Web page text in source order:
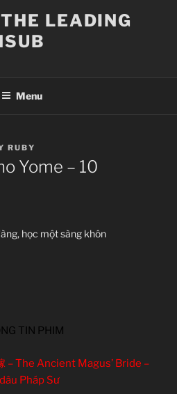
LEADING
Menu
RUBY
Yome – 10
học một sàng khôn
TIN PHIM
– The Ancient Magus’ Bride –
Pháp Sư